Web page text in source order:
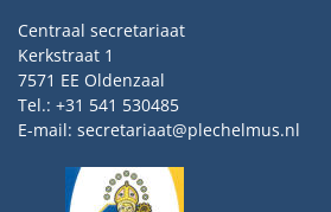
Centraal secretariaat
Kerkstraat 1
7571 EE Oldenzaal
Tel.: +31 541 530485
E-mail: secretariaat@plechelmus.nl